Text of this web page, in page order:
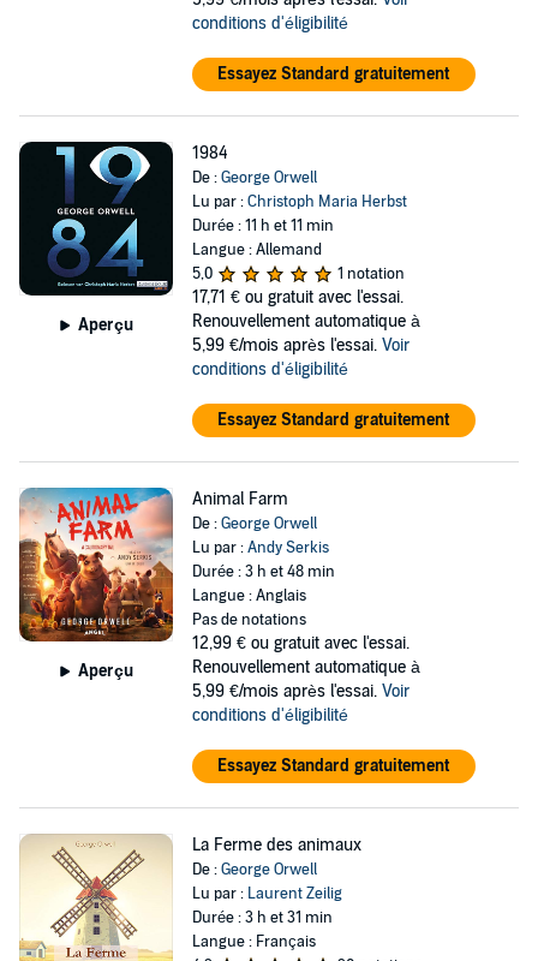
conditions d'éligibilité
Essayez Standard gratuitement
Aperçu
1984
De :George Orwell
Lu par :Christoph Maria Herbst
Durée : 11 h et 11 min
Langue : Allemand
5,0
1 notation
17,71 € ou gratuit avec l'essai.
Renouvellement automatique à
5,99 €/mois après l'essai. Voir
conditions d'éligibilité
Essayez Standard gratuitement
Aperçu
Animal Farm
De :George Orwell
Lu par :Andy Serkis
Durée : 3 h et 48 min
Langue : Anglais
Pas de notations
12,99 € ou gratuit avec l'essai.
Renouvellement automatique à
5,99 €/mois après l'essai. Voir
conditions d'éligibilité
Essayez Standard gratuitement
La Ferme des animaux
De :George Orwell
Lu par : Laurent Zeilig
Durée : 3 h et 31 min
Langue : Français